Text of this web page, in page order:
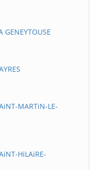
MARTiN-LE-
HiLAiRE-